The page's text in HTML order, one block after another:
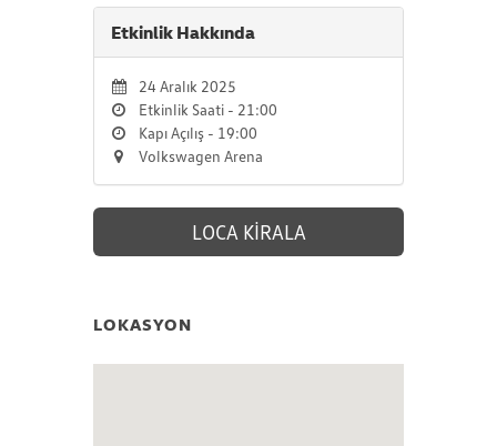
Etkinlik Hakkında
24 Aralık 2025
Etkinlik Saati - 21:00
Kapı Açılış - 19:00
Volkswagen Arena
LOCA KİRALA
LOKASYON